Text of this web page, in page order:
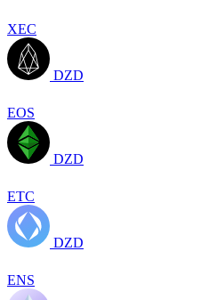
XEC
DZD
EOS
DZD
ETC
DZD
ENS